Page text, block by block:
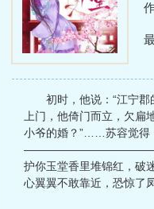
初时，他说：“江宁
上门，他倚门而立，欠
小爷的婚？”……苏容觉得
—————————————芙蓉
护你玉堂香里堆锦红，破
心翼翼不敢靠近，恐惊了